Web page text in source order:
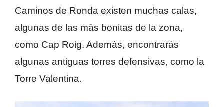
Caminos de Ronda existen muchas calas,
algunas de las más bonitas de la zona,
como Cap Roig. Además, encontrarás
algunas antiguas torres defensivas, como la
Torre Valentina.